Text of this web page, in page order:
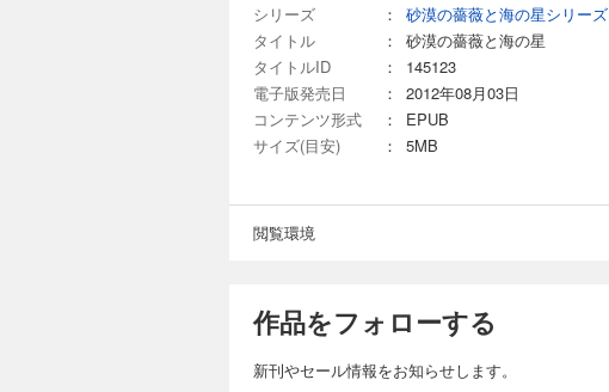
シリーズ
：
砂漠の薔薇と海の星シリーズ
タイトル
：
砂漠の薔薇と海の星
タイトルID
：
145123
電子版発売日
：
2012年08月03日
コンテンツ形式
：
EPUB
サイズ(目安)
： 5MB
閲覧環境
作品をフォローする
新刊やセール情報をお知らせします。